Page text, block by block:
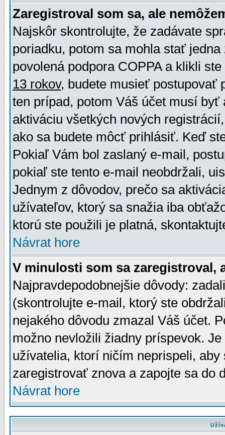
Zaregistroval som sa, ale
Najskôr skontrolujte, že zadávate
poriadku, potom sa mohla stať
povolená podpora COPPA a klikli
13 rokov, budete musieť postupovať
ten prípad, potom Váš účet musí
aktiváciu všetkých nových
ako sa budete môcť prihlásiť. Keď
Pokiaľ Vám bol zaslaný e-mail,
pokiaľ ste tento e-mail neobdržali,
Jednym z dôvodov, prečo sa
užívateľov, ktorý sa snažia iba
ktorú ste použili je platná,
Návrat hore
V minulosti som sa zaregistroval,
Najpravdepodobnejšie dôvody:
(skontrolujte e-mail, ktorý ste
nejakého dôvodu zmazal Váš účet.
možno nevložili žiadny príspevok.
užívatelia, ktorí ničím neprispeli,
zaregistrovať znova a zapojte sa do
Návrat hore